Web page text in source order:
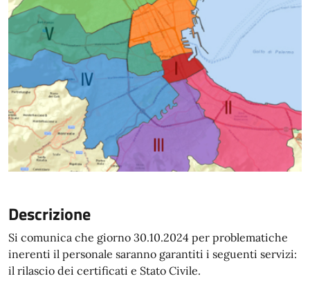
Descrizione
Si comunica che giorno 30.10.2024 per problematiche
inerenti il personale saranno garantiti i seguenti servizi:
il rilascio dei certificati e Stato Civile.